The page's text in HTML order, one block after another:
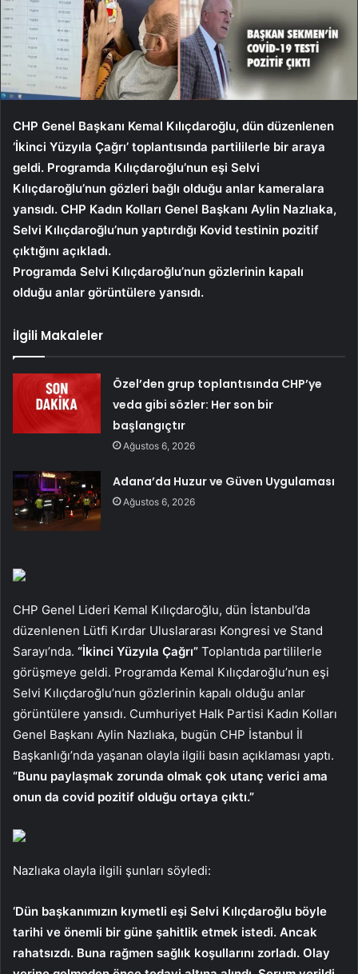
CHP Genel Başkanı Kemal Kılıçdaroğlu, dün düzenlenen
‘İkinci Yüzyıla Çağrı’ toplantısında partililerle bir araya
geldi. Programda Kılıçdaroğlu’nun eşi Selvi
Kılıçdaroğlu’nun gözleri bağlı olduğu anlar kameralara
yansıdı. CHP Kadın Kolları Genel Başkanı Aylin Nazlıaka,
Selvi Kılıçdaroğlu’nun yaptırdığı Kovid testinin pozitif
çıktığını açıkladı.
Programda Selvi Kılıçdaroğlu’nun gözlerinin kapalı
olduğu anlar görüntülere yansıdı.
İlgili Makaleler
Özel’den grup toplantısında CHP’ye
veda gibi sözler: Her son bir
başlangıçtır
Ağustos 6, 2026
Adana’da Huzur ve Güven Uygulaması
Ağustos 6, 2026
CHP Genel Lideri Kemal Kılıçdaroğlu, dün İstanbul’da
düzenlenen Lütfi Kırdar Uluslararası Kongresi ve Stand
Sarayı’nda. “İkinci Yüzyıla Çağrı” Toplantıda partililerle
görüşmeye geldi. Programda Kemal Kılıçdaroğlu’nun eşi
Selvi Kılıçdaroğlu’nun gözlerinin kapalı olduğu anlar
görüntülere yansıdı. Cumhuriyet Halk Partisi Kadın Kolları
Genel Başkanı Aylin Nazlıaka, bugün CHP İstanbul İl
Başkanlığı’nda yaşanan olayla ilgili basın açıklaması yaptı.
“Bunu paylaşmak zorunda olmak çok utanç verici ama
onun da covid pozitif olduğu ortaya çıktı.”
Nazlıaka olayla ilgili şunları söyledi:
‘Dün başkanımızın kıymetli eşi Selvi Kılıçdaroğlu böyle
tarihi ve önemli bir güne şahitlik etmek istedi. Ancak
rahatsızdı. Buna rağmen sağlık koşullarını zorladı. Olay